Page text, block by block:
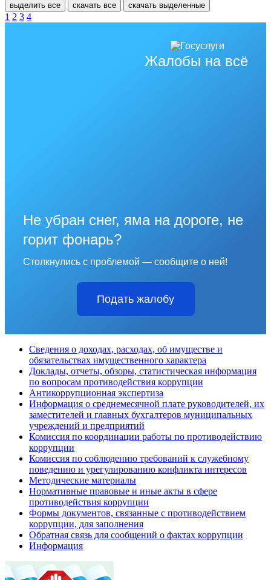
выделить все скачать все скачать выделенные
1 2 3 4
Жалобы на всё
Не убран снег, яма на дороге, не
горит фонарь?
Столкнулись с проблемой — сообщите о ней!
Подать жалобу
Сведения о доходах, расходах, об имуществе и
обязательствах имущественного характера
Доклады, отчеты, обзоры, статистическая информация
по вопросам противодействия коррупции
Антикоррупционная экспертиза
Информация о среднемесячной плате руководителей, их
заместителей и главных бухгалтеров муниципальных
учреждений и предприятий
Комиссия по координации работы по противодействию
коррупции
Комиссия по соблюдению требований к служебному
поведению и урегулированию конфликта интересов
Методические материалы
Нормативные правовые и иные акты в сфере
противодействия коррупции
Формы документов, связанные с противодействием
коррупции, для заполнения
Обратная связь для сообщений о фактах коррупции
Информация